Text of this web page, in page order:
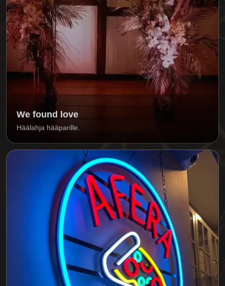
We found love
Häälahja hääparille.